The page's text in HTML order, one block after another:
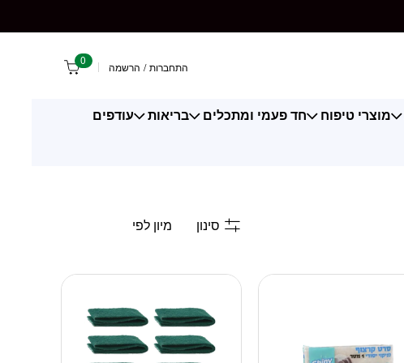
התחברות / הרשמה 0
מוצרי טיפוח חד פעמי ומתכלים בריאות
עודפים
סינון